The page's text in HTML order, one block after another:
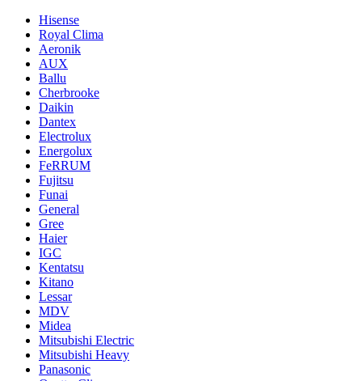
Hisense
Royal Clima
Aeronik
AUX
Ballu
Cherbrooke
Daikin
Dantex
Electrolux
Energolux
FeRRUM
Fujitsu
Funai
General
Gree
Haier
IGC
Kentatsu
Kitano
Lessar
MDV
Midea
Mitsubishi Electric
Mitsubishi Heavy
Panasonic